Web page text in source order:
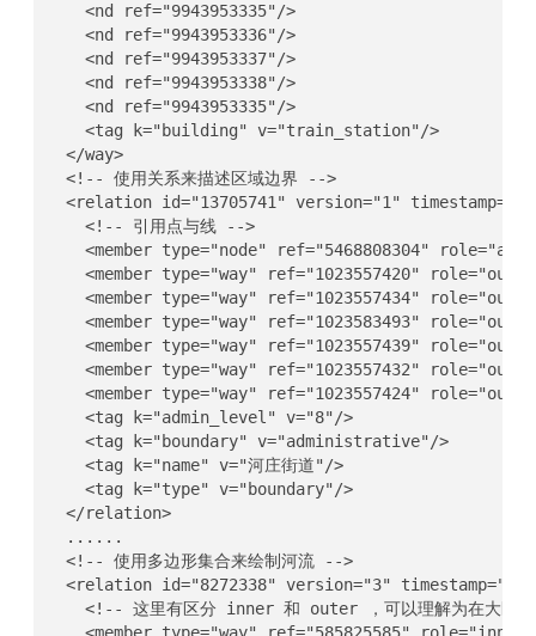
    <nd ref="9943953335"/>
    <nd ref="9943953336"/>
    <nd ref="9943953337"/>
    <nd ref="9943953338"/>
    <nd ref="9943953335"/>
    <tag k="building" v="train_station"/>
  </way>
  <!-- 使用关系来描述区域边界 -->
<relation id="13705741" version="1"
    <!-- 引用点与线 -->
<member type="node" ref="5468808304"
<member type="way" ref="1023557420"
<member type="way" ref="1023557434"
<member type="way" ref="1023583493"
<member type="way" ref="1023557439"
<member type="way" ref="1023557432"
<member type="way" ref="1023557424"
    <tag k="admin_level" v="8"/>
    <tag k="boundary" v="administrative"/>
    <tag k="name" v="河庄街道"/>
    <tag k="type" v="boundary"/>
  </relation>
  ......
  <!-- 使用多边形集合来绘制河流 -->
<relation id="8272338" version="3"
<!-- 这里有区分 inner 和 outer ，可以理解为在大区